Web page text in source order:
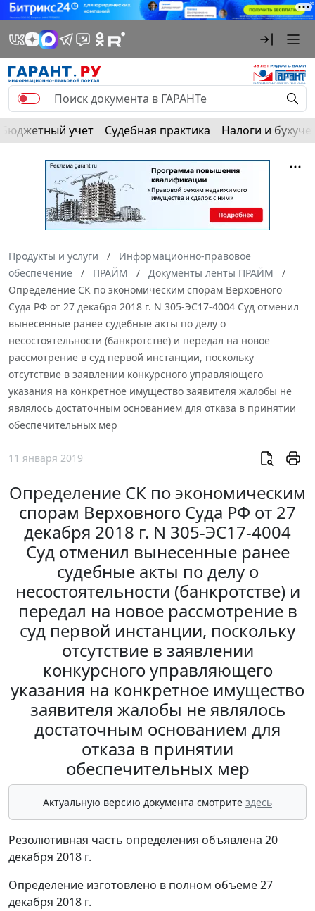
Бюджетный учет Судебная практика Налоги и
Продукты и услуги
Информационно-правовое
обеспечение
ПРАЙМ
Документы ленты ПРАЙМ
Определение СК по экономическим спорам Верховного
Суда РФ от 27 декабря 2018 г. N 305-ЭС17-4004 Суд отменил
вынесенные ранее судебные акты по делу о
несостоятельности (банкротстве) и передал на новое
рассмотрение в суд первой инстанции, поскольку
отсутствие в заявлении конкурсного управляющего
указания на конкретное имущество заявителя жалобы не
являлось достаточным основанием для отказа в принятии
обеспечительных мер
11 января 2019
Определение СК по экономическим
спорам Верховного Суда РФ от 27
декабря 2018 г. N 305-ЭС17-4004
Суд отменил вынесенные ранее
судебные акты по делу о
несостоятельности (банкротстве) и
передал на новое рассмотрение в
суд первой инстанции, поскольку
отсутствие в заявлении
конкурсного управляющего
указания на конкретное имущество
заявителя жалобы не являлось
достаточным основанием для
отказа в принятии
обеспечительных мер
Актуальную версию документа смотрите здесь
Резолютивная часть определения объявлена 20
декабря 2018 г.
Определение изготовлено в полном объеме 27
декабря 2018 г.